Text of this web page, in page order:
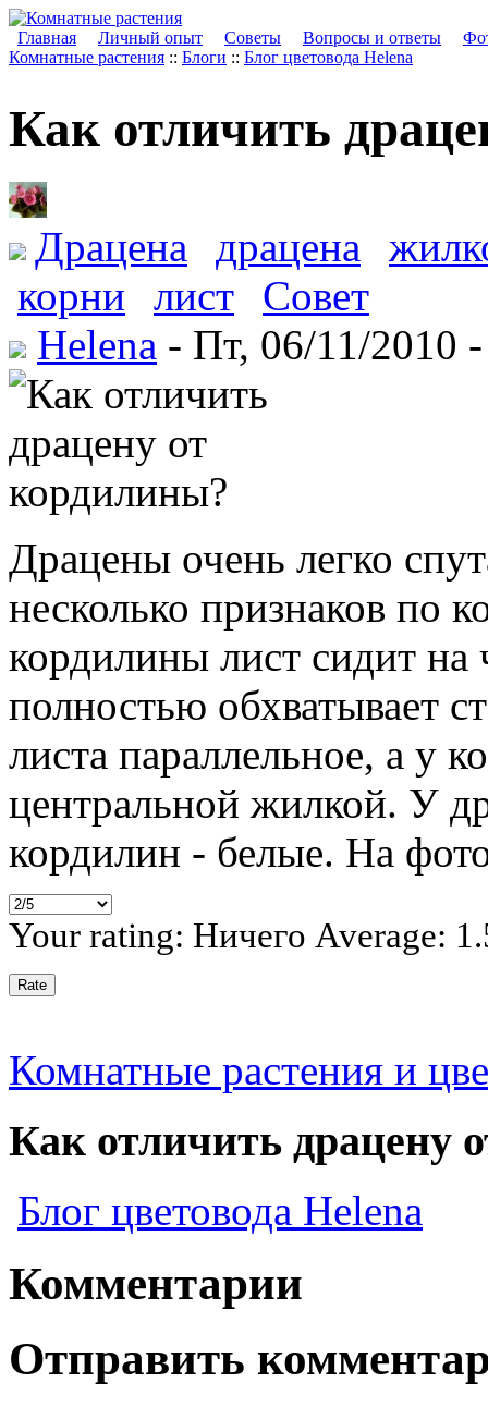
Главная Личный опыт Советы Вопросы и ответы
Комнатные растения :: Блоги :: Блог цветовода Helena
Как отличить
Драцена драцена
корни
лист
Совет
Helena - Пт, 06/11/2010
Драцены очень легко
несколько признаков по
кордилины лист сидит
полностью обхватывает
листа параллельное, а у
центральной жилкой. У
кордилин - белые. На
Your rating: Ничего Average:
Комнатные растения и
Как отличить драцену
Блог цветовода Helena
Комментарии
Отправить